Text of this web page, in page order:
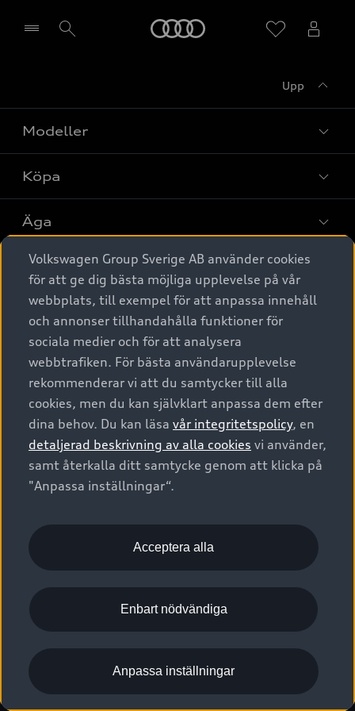
Upp
Modeller
Alla modeller
Elbilar
A6 modellerna
SUV
Avant
Audi Sport
Köpa
Privaterbjudanden
Privatleasing
Nya bilar i lager
Begagnade bilar i lager
Audi approved :plus - så gott som nya
Finansiering
Audi exclusive
Provkörning
Äga
Service & tillbehör
Audi digital services
Originaltillbehör - köp online
Garantier
Försäkring
Digitala manualer för din Audi
Audi Collection – livsstilsartiklar
Vanliga frågor
2G/3G nätet stängs ned - Hur påverkas min bil av detta?
Tjänstebil
Tjänstebil
Business lease online
Företagsleasing
Om Audi Sverige
Kontakta oss
Audi Återförsäljare/-serviceverkstad
myAudi
Pressmeddelanden
Nyhetsbrev
Vårt hållbarhetsarbete
Lediga tjänster huvudkontor
Lediga tjänster hos Audi Återförsäljare
Kommentar till mediauppgifter om dataläcka
© 2026 AUDI SVERIGE. All Rights Reserved.
Utgivare Juridiskt
Juridiskt Audi AG
Juridiskt Audi Digital Giveaway
Anpassa inställningar för cookies
Visselblåsarkanaler
Volkswagen Group Sverige AB använder cookies
för att ge dig bästa möjliga upplevelse på vår
webbplats, till exempel för att anpassa innehåll
och annonser tillhandahålla funktioner för
sociala medier och för att analysera
webbtrafiken. För bästa användarupplevelse
rekommenderar vi att du samtycker till alla
cookies, men du kan självklart anpassa dem efter
dina behov. Du kan läsa vår integritetspolicy, en
detaljerad beskrivning av alla cookies vi använder,
samt återkalla ditt samtycke genom att klicka på
"Anpassa inställningar“.
Acceptera alla
Enbart nödvändiga
Anpassa inställningar